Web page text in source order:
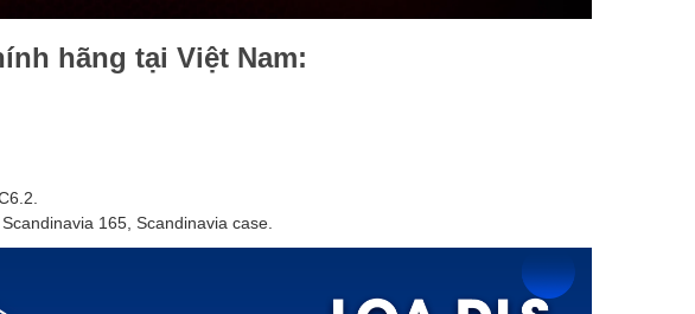
hãng tại Việt Nam:
165, Scandinavia case.